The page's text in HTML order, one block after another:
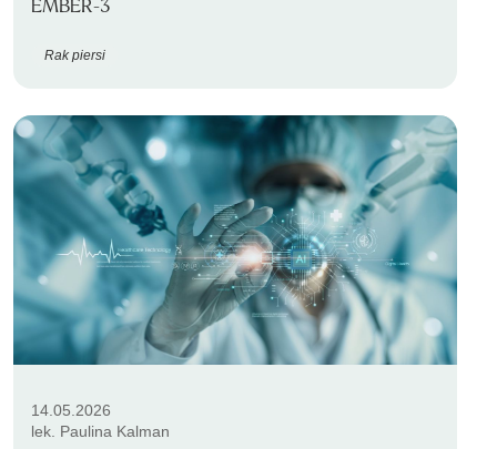
EMBER-3
Rak piersi
14.05.2026
lek. Paulina Kalman